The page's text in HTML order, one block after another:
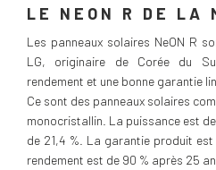
LE NEON R DE LA
Les panneaux solaires NeON R
LG, originaire de Corée du
rendement et une bonne garantie
Ce sont des panneaux solaires
monocristallin. La puissance est
de 21,4 %. La garantie produit
rendement est de 90 % après 25